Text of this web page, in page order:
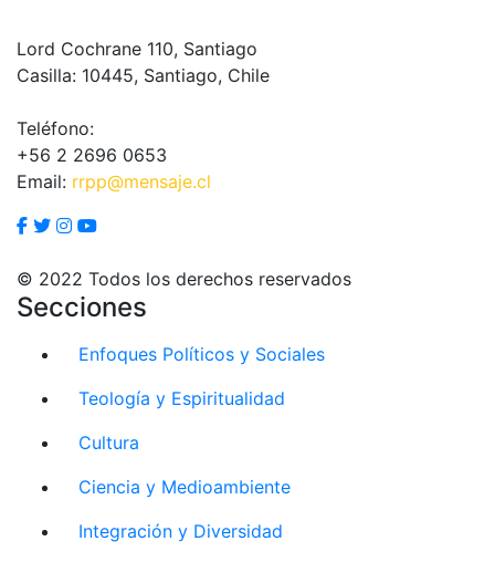
Lord Cochrane 110, Santiago
Casilla: 10445, Santiago, Chile
Teléfono:
+56 2 2696 0653
Email: rrpp@mensaje.cl
© 2022 Todos los derechos reservados
Secciones
Enfoques Políticos y Sociales
Teología y Espiritualidad
Cultura
Ciencia y Medioambiente
Integración y Diversidad